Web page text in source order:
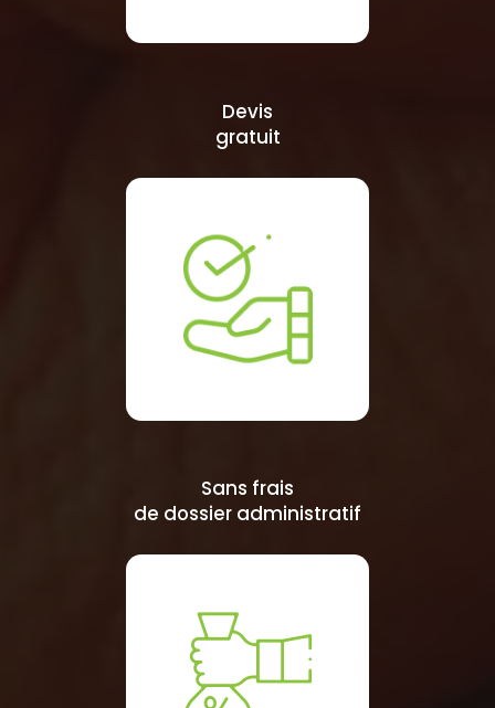
Devis
gratuit
Sans frais
de dossier administratif